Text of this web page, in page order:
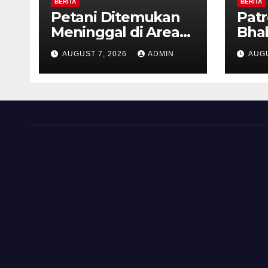
BERITA
Petani Ditemukan
Meninggal di Area
Persawahan
Kalibeji, Polisi
Pastikan Tidak Ada
AUGUST 7, 2026 ADMIN
BERITA
dan